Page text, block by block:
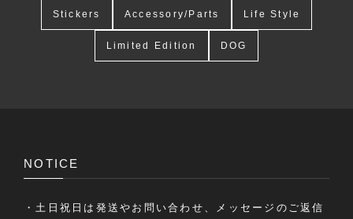
Stickers Accessory/Parts Life Style
Limited Edition DOG
NOTICE
・土日祝日は発送やお問い合わせ、メッセージのご返信